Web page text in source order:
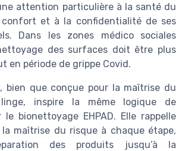
attention particulière à la santé du
et à la confidentialité de ses
Dans les zones médico sociales
des surfaces doit être plus
en période de grippe Covid.
bien que conçue pour la maîtrise du
inspire la même logique de
bionettoyage EHPAD. Elle rappelle
la maîtrise du risque à chaque étape,
des produits jusqu’à la